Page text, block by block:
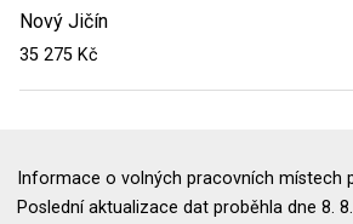
Nový Jičín
35 275 Kč
Informace o volných pracovních místech
Poslední aktualizace dat proběhla dne 8.